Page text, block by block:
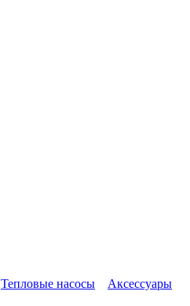
Тепловые насосы
Аксессуары